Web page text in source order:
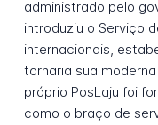
administrado pelo
introduziu o Serviço
internacionais,
tornaria sua
próprio PosLaju foi
como o braço de